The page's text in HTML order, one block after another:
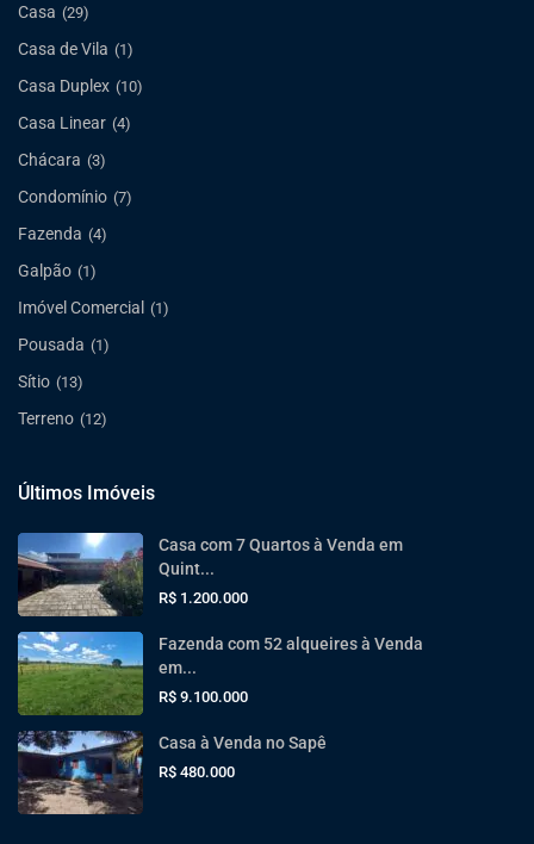
Casa (29)
Casa de Vila (1)
Casa Duplex (10)
Casa Linear (4)
Chácara (3)
Condomínio (7)
Fazenda (4)
Galpão (1)
Imóvel Comercial (1)
Pousada (1)
Sítio (13)
Terreno (12)
Últimos Imóveis
Casa com 7 Quartos à Venda em
Quint...
R$ 1.200.000
Fazenda com 52 alqueires à Venda
em...
R$ 9.100.000
Casa à Venda no Sapê
R$ 480.000